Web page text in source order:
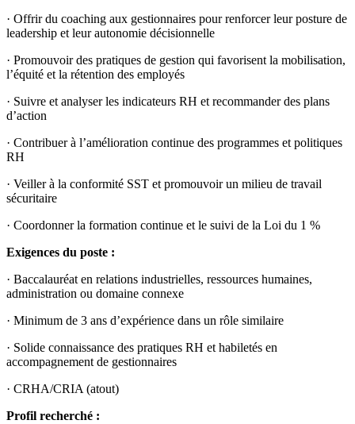
· Offrir du coaching aux gestionnaires pour renforcer leur posture de
leadership et leur autonomie décisionnelle
· Promouvoir des pratiques de gestion qui favorisent la mobilisation,
l’équité et la rétention des employés
· Suivre et analyser les indicateurs RH et recommander des plans
d’action
· Contribuer à l’amélioration continue des programmes et politiques
RH
· Veiller à la conformité SST et promouvoir un milieu de travail
sécuritaire
· Coordonner la formation continue et le suivi de la Loi du 1 %
Exigences du poste :
· Baccalauréat en relations industrielles, ressources humaines,
administration ou domaine connexe
· Minimum de 3 ans d’expérience dans un rôle similaire
· Solide connaissance des pratiques RH et habiletés en
accompagnement de gestionnaires
· CRHA/CRIA (atout)
Profil recherché :